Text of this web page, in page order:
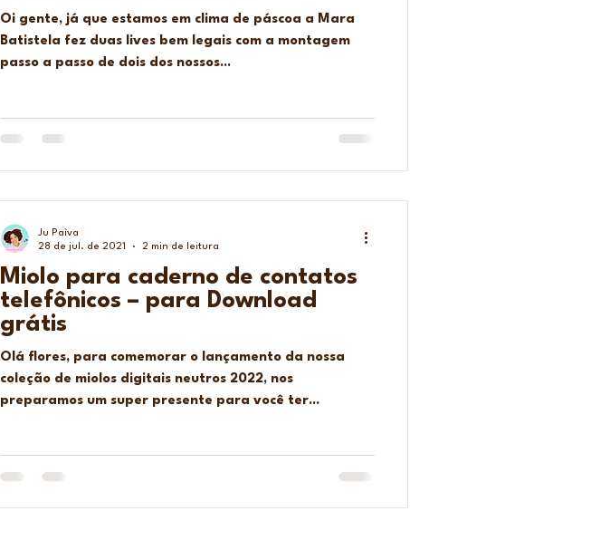
Oi gente, já que estamos em clima de páscoa a Mara
Batistela fez duas lives bem legais com a montagem
passo a passo de dois dos nossos...
Miolo para caderno de contatos
telefônicos – para Download
grátis
Olá flores, para comemorar o lançamento da nossa
coleção de miolos digitais neutros 2022, nos
preparamos um super presente para você ter...
Ju Paìva
28 de jul. de 2021
2 min de leitura